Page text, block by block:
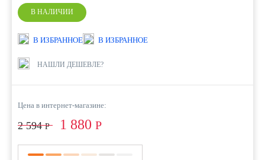
В НАЛИЧИИ
В ИЗБРАННОЕ В ИЗБРАННОЕ
НАШЛИ ДЕШЕВЛЕ?
Цена в интернет-магазине:
2 594Р 1 880 Р